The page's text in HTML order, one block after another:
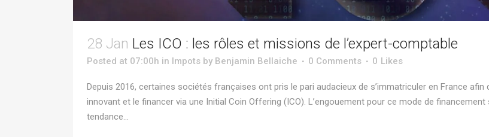
28 Jan Les ICO : les rôles et missions de l’expert-comptable
Posted at 07:00h in Impots by Benjamin Bellaiche 0 Comments 0 Likes
Depuis 2016, certaines sociétés françaises ont pris le pari audacieux de s’immatriculer en France
innovant et le financer via une Initial Coin Offering (ICO). L’engouement pour ce mode de
tendance...